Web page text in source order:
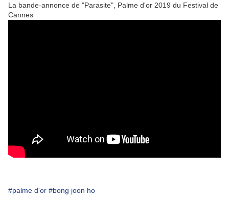
La bande-annonce de "Parasite", Palme d'or 2019 du Festival de
Cannes
#palme d'or #bong joon ho